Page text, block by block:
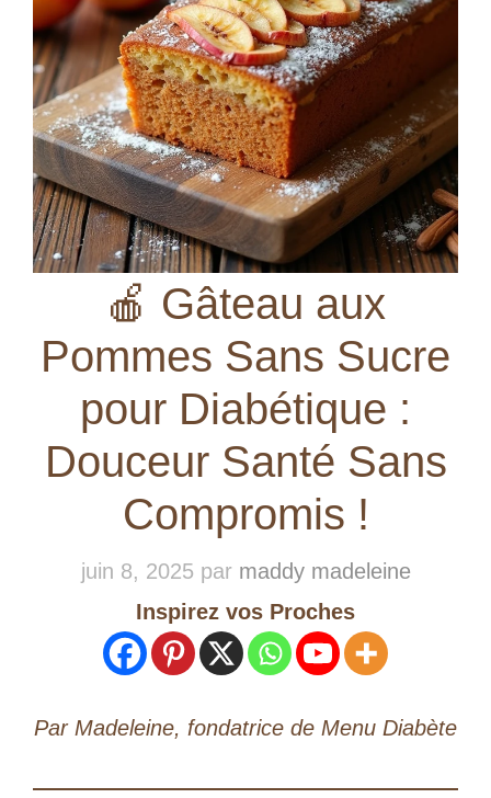
🍎 Gâteau aux
Pommes Sans Sucre
pour Diabétique :
Douceur Santé Sans
Compromis !
juin 8, 2025 par maddy madeleine
Inspirez vos Proches
Par Madeleine, fondatrice de Menu Diabète